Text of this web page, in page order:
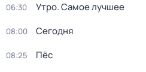
06:30 Утро. Самое лучшее
08:00 Сегодня
08:25 Пёс